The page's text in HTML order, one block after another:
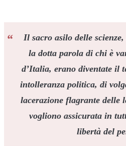
Il sacro asilo delle
la dotta parola di chi è
d’Italia, erano diventate il
intolleranza politica, di
lacerazione flagrante delle
vogliono assicurata in
libertà del